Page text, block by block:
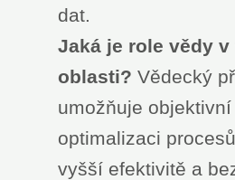
dat.
Jaká je role vědy v
oblasti? Vědecký
umožňuje
optimalizaci
vyšší efektivitě a